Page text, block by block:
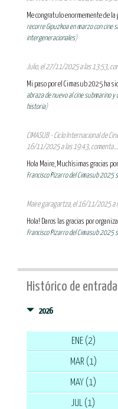
Me congratulo enormemente de
recorre Gipuzkoa en marzo con cine
intergeneracionales)
Julio, el 27/11/2025 a las 13:53,
Mi paso por el Cimasub 2025 ha
abraza de nuevo al cine submarino y
historia)
CIMASUB - Ciclo Internacional de
16/11/2025 a las 19:43, comenta...:
Hola Maire, Muchísimas gracias
Francisco Pizarro del Cimasub 2025
Maire garagartza, el 16/11/2025 a
Hola! Daros las gracias por
Francisco Pizarro del Cimasub 2025
Histórico de
2026
ENE (2)
MAR (1)
MAY (1)
JUL (1)